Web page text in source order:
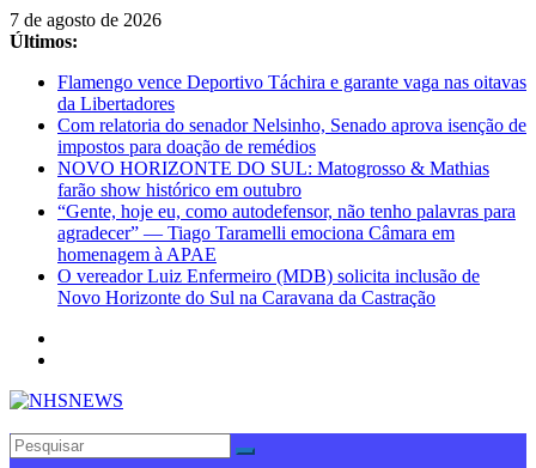
Pular
para
conteúdo
7 de agosto de 2026
Últimos:
Flamengo vence Deportivo Táchira e garante vaga nas oitavas
da Libertadores
Com relatoria do senador Nelsinho, Senado aprova isenção de
impostos para doação de remédios
NOVO HORIZONTE DO SUL: Matogrosso & Mathias
farão show histórico em outubro
“Gente, hoje eu, como autodefensor, não tenho palavras para
agradecer” — Tiago Taramelli emociona Câmara em
homenagem à APAE
O vereador Luiz Enfermeiro (MDB) solicita inclusão de
Novo Horizonte do Sul na Caravana da Castração